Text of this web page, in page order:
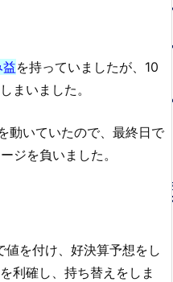
を持っていましたが、10
まいました。
動いていたので、最終日で
ジを負いました。
を付け、好決算予想をし
利確し、持ち替えをしま